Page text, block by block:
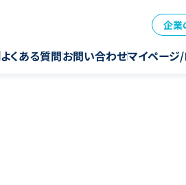
企業
よくある質問お問い合わせマイページ